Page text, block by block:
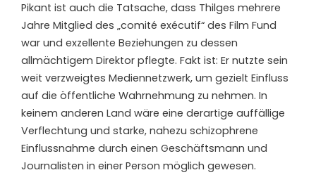
Pikant ist auch die Tatsache, dass Thilges mehrere
Jahre Mitglied des „comité exécutif“ des Film Fund
war und exzellente Beziehungen zu dessen
allmächtigem Direktor pflegte. Fakt ist: Er nutzte sein
weit verzweigtes Mediennetzwerk, um gezielt Einfluss
auf die öffentliche Wahrnehmung zu nehmen. In
keinem anderen Land wäre eine derartige auffällige
Verflechtung und starke, nahezu schizophrene
Einflussnahme durch einen Geschäftsmann und
Journalisten in einer Person möglich gewesen.